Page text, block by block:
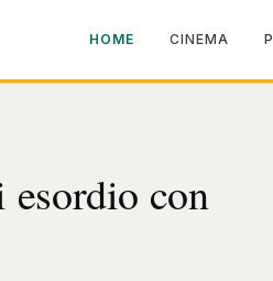
HOME CINEMA
esordio con